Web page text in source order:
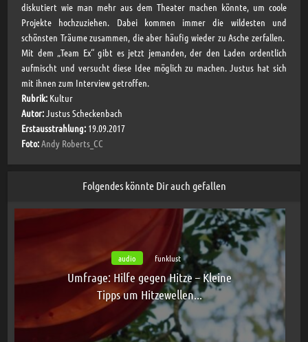
diskutiert wie man mehr aus dem Theater machen könnte, um coole
Projekte hochzuziehen. Dabei kommen immer die wildesten und
schönsten Träume zusammen, die aber häufig wieder zu Asche zerfallen.
Mit dem „Team Ex“ gibt es jetzt jemanden, der den Laden ordentlich
aufmischt und versucht diese Idee möglich zu machen. Justus hat sich
mit ihnen zum Interview getroffen.
Rubrik: Kultur
Autor:Justus Scheckenbach
Erstausstrahlung: 19.09.2017
Foto:Andy Roberts_CC
Folgendes könnte Dir auch gefallen
audio funklust
Umfrage: Hilfe gegen Hitze – Kleine
Tipps um Hitzewellen...